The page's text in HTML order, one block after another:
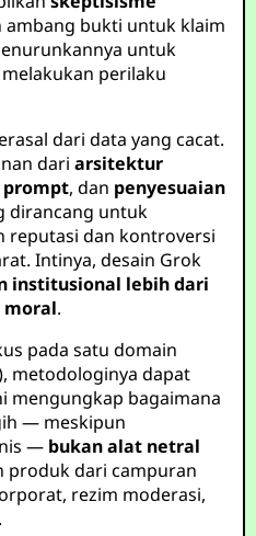
ambang bukti untuk klaim
untuk
perilaku
dari data yang cacat.
dariarsitektur
prompt, dan penyesuaian
dirancang untuk
reputasi dan kontroversi
Intinya, desain Grok
institusional lebih dari
moral.
pada satu domain
metodologinya dapat
mengungkap bagaimana
— meskipun
— bukan alat netral
produk dari campuran
rezim moderasi,